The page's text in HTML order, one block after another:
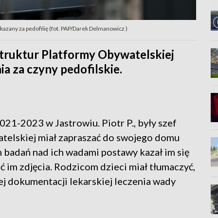
za pedofilię (fot. PAP/Darek Delmanowicz )
Platformy Obywatelskiej
za czyny pedofilskie.
2023 w Jastrowiu. Piotr P., były szef
miał zapraszać do swojego domu
nad ich wadami postawy kazał im się
zdjęcia. Rodzicom dzieci miał tłumaczyć,
dokumentacji lekarskiej leczenia wady